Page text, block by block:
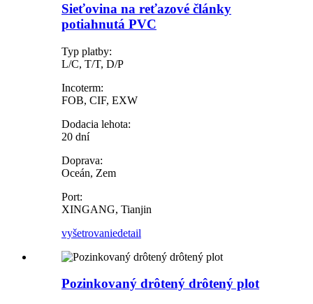
Sieťovina na reťazové články
potiahnutá PVC
Typ platby:
L/C, T/T, D/P
Incoterm:
FOB, CIF, EXW
Dodacia lehota:
20 dní
Doprava:
Oceán, Zem
Port:
XINGANG, Tianjin
vyšetrovaniedetail
Pozinkovaný drôtený drôtený plot